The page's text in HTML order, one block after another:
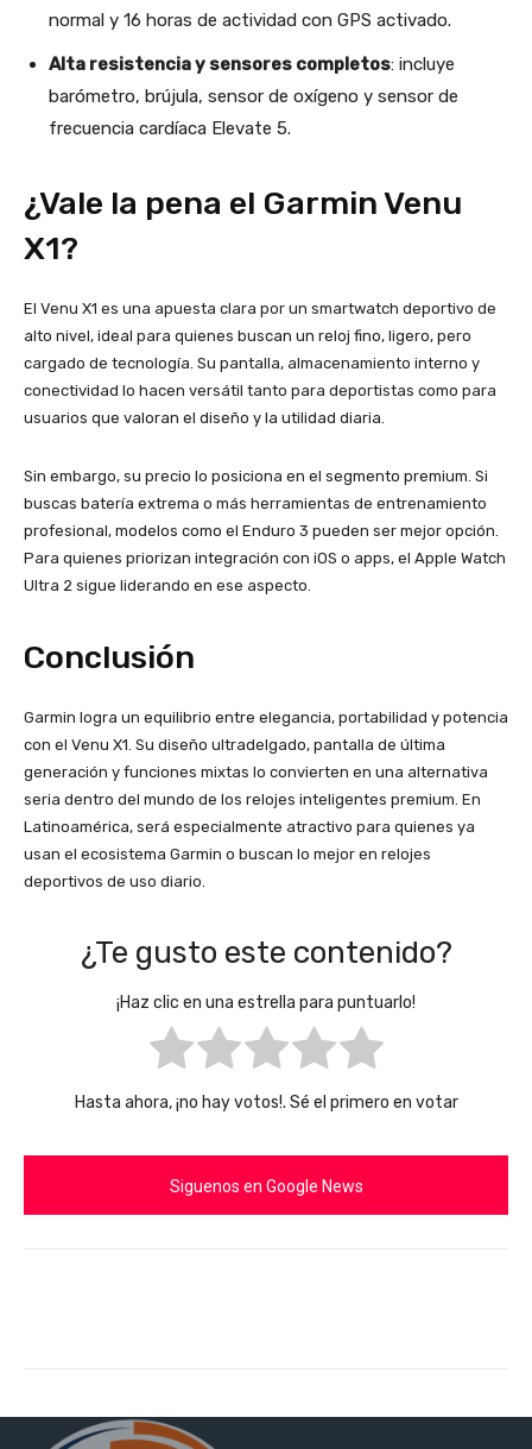
normal y 16 horas de actividad con GPS activado.
Alta resistencia y sensores completos: incluye
barómetro, brújula, sensor de oxígeno y sensor de
frecuencia cardíaca Elevate 5.
¿Vale la pena el Garmin Venu
X1?
El Venu X1 es una apuesta clara por un smartwatch deportivo de
alto nivel, ideal para quienes buscan un reloj fino, ligero, pero
cargado de tecnología. Su pantalla, almacenamiento interno y
conectividad lo hacen versátil tanto para deportistas como para
usuarios que valoran el diseño y la utilidad diaria.
Sin embargo, su precio lo posiciona en el segmento premium. Si
buscas batería extrema o más herramientas de entrenamiento
profesional, modelos como el Enduro 3 pueden ser mejor opción.
Para quienes priorizan integración con iOS o apps, el Apple Watch
Ultra 2 sigue liderando en ese aspecto.
Conclusión
Garmin logra un equilibrio entre elegancia, portabilidad y potencia
con el Venu X1. Su diseño ultradelgado, pantalla de última
generación y funciones mixtas lo convierten en una alternativa
seria dentro del mundo de los relojes inteligentes premium. En
Latinoamérica, será especialmente atractivo para quienes ya
usan el ecosistema Garmin o buscan lo mejor en relojes
deportivos de uso diario.
¿Te gusto este contenido?
¡Haz clic en una estrella para puntuarlo!
Hasta ahora, ¡no hay votos!. Sé el primero en votar
Siguenos en Google News